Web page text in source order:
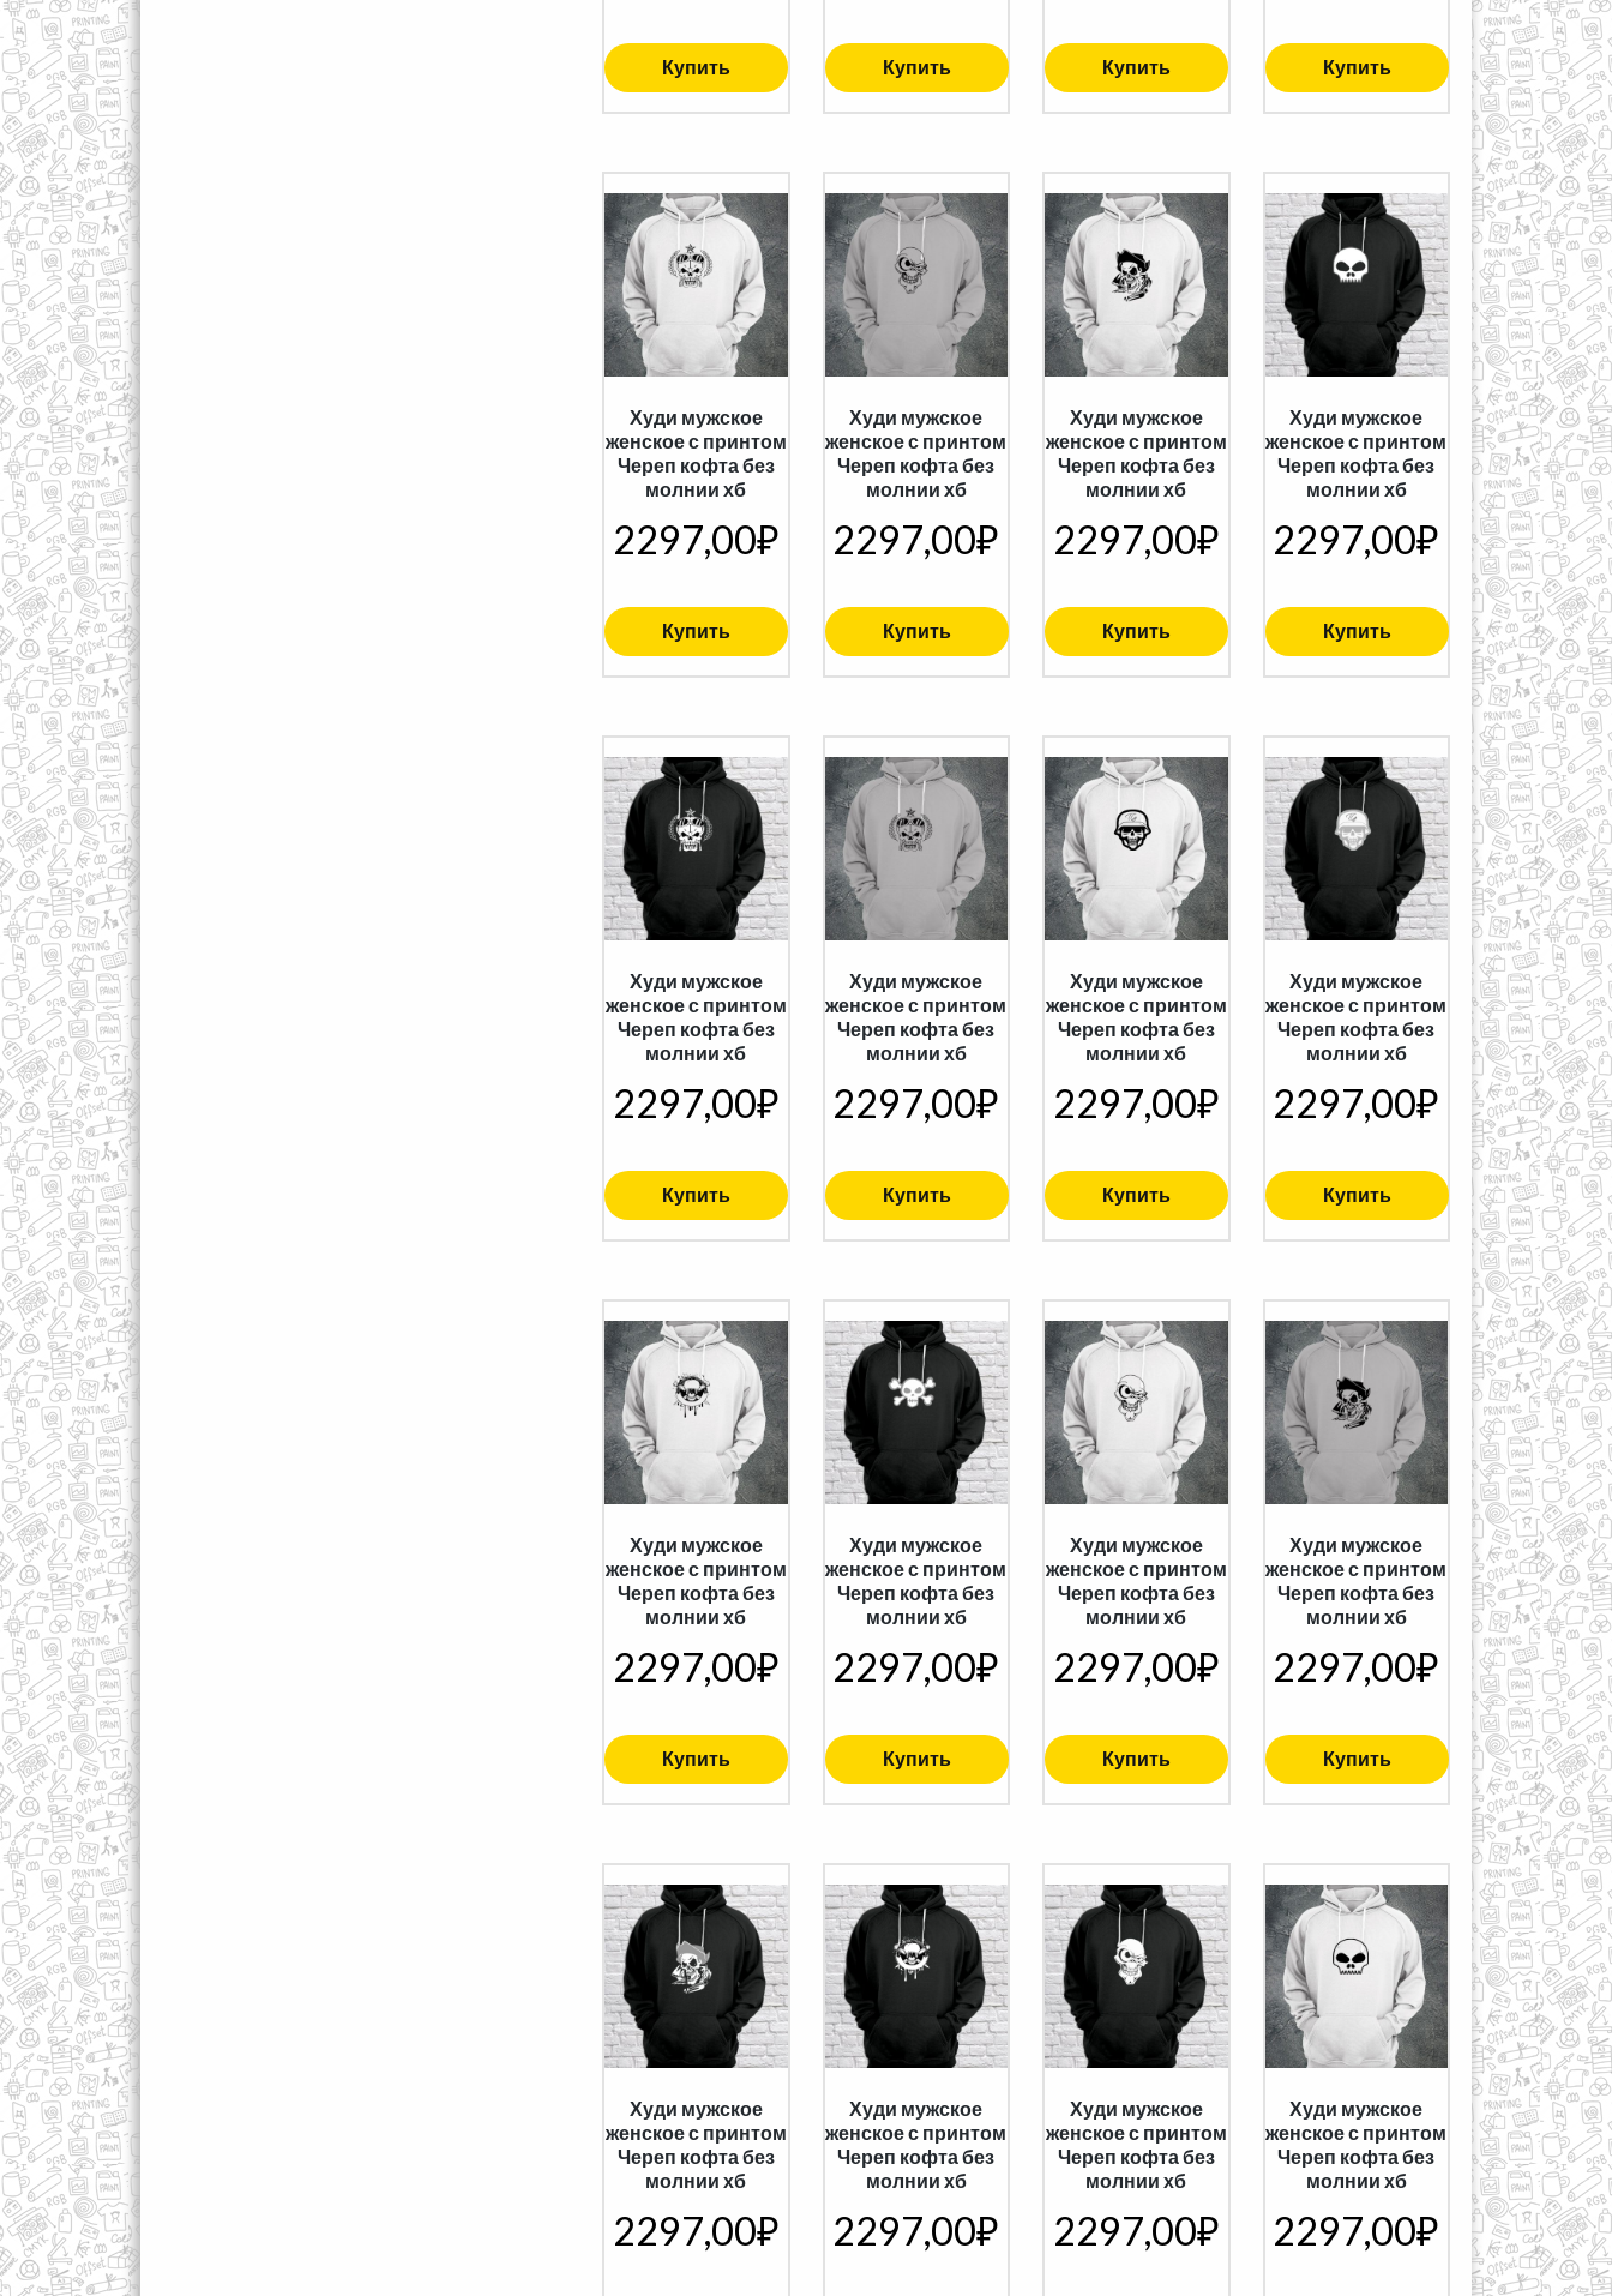
Купить Купить Купить Купить
Худи мужское
женское с принтом
Череп кофта без
молнии хб
2297,00₽
Купить
Худи мужское
женское с принтом
Череп кофта без
молнии хб
2297,00₽
Купить
Худи мужское
женское с принтом
Череп кофта без
молнии хб
2297,00₽
Купить
Худи мужское
женское с принтом
Череп кофта без
молнии хб
2297,00₽
Купить
Худи мужское
женское с принтом
Череп кофта без
молнии хб
2297,00₽
Купить
Худи мужское
женское с принтом
Череп кофта без
молнии хб
2297,00₽
Купить
Худи мужское
женское с принтом
Череп кофта без
молнии хб
2297,00₽
Купить
Худи мужское
женское с принтом
Череп кофта без
молнии хб
2297,00₽
Купить
Худи мужское
женское с принтом
Череп кофта без
молнии хб
2297,00₽
Купить
Худи мужское
женское с принтом
Череп кофта без
молнии хб
2297,00₽
Купить
Худи мужское
женское с принтом
Череп кофта без
молнии хб
2297,00₽
Купить
Худи мужское
женское с принтом
Череп кофта без
молнии хб
2297,00₽
Купить
Худи мужское
женское с принтом
Череп кофта без
молнии хб
2297,00₽
Худи мужское
женское с принтом
Череп кофта без
молнии хб
2297,00₽
Худи мужское
женское с принтом
Череп кофта без
молнии хб
2297,00₽
Худи мужское
женское с принтом
Череп кофта без
молнии хб
2297,00₽